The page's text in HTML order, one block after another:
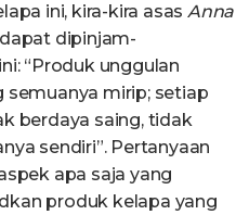
ini, kira-kira asas Anna
dipinjam-
“Produk unggulan
semuanya mirip; setiap
berdaya saing, tidak
sendiri”. Pertanyaan
apa saja yang
produk kelapa yang